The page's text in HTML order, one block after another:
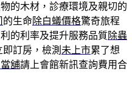
的木材，診療環境及親切的
的生命除白蟻價格驚奇旅程
的利率及提升服務品質除蟲
訂房，檢測 未上市累了想
舖請上會館新訊查詢費用合